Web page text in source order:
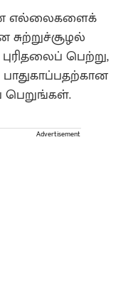
எல்லைகளைக்
சுற்றுச்சூழல்
பெற்று,
பாதுகாப்பதற்கான
பெறுங்கள்.
Advertisement